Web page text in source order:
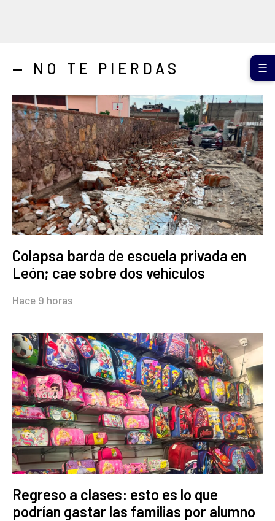
— NO TE PIERDAS
Colapsa barda de escuela privada en
León; cae sobre dos vehículos
Hace 9 horas
Regreso a clases: esto es lo que
podrían gastar las familias por alumno
☰